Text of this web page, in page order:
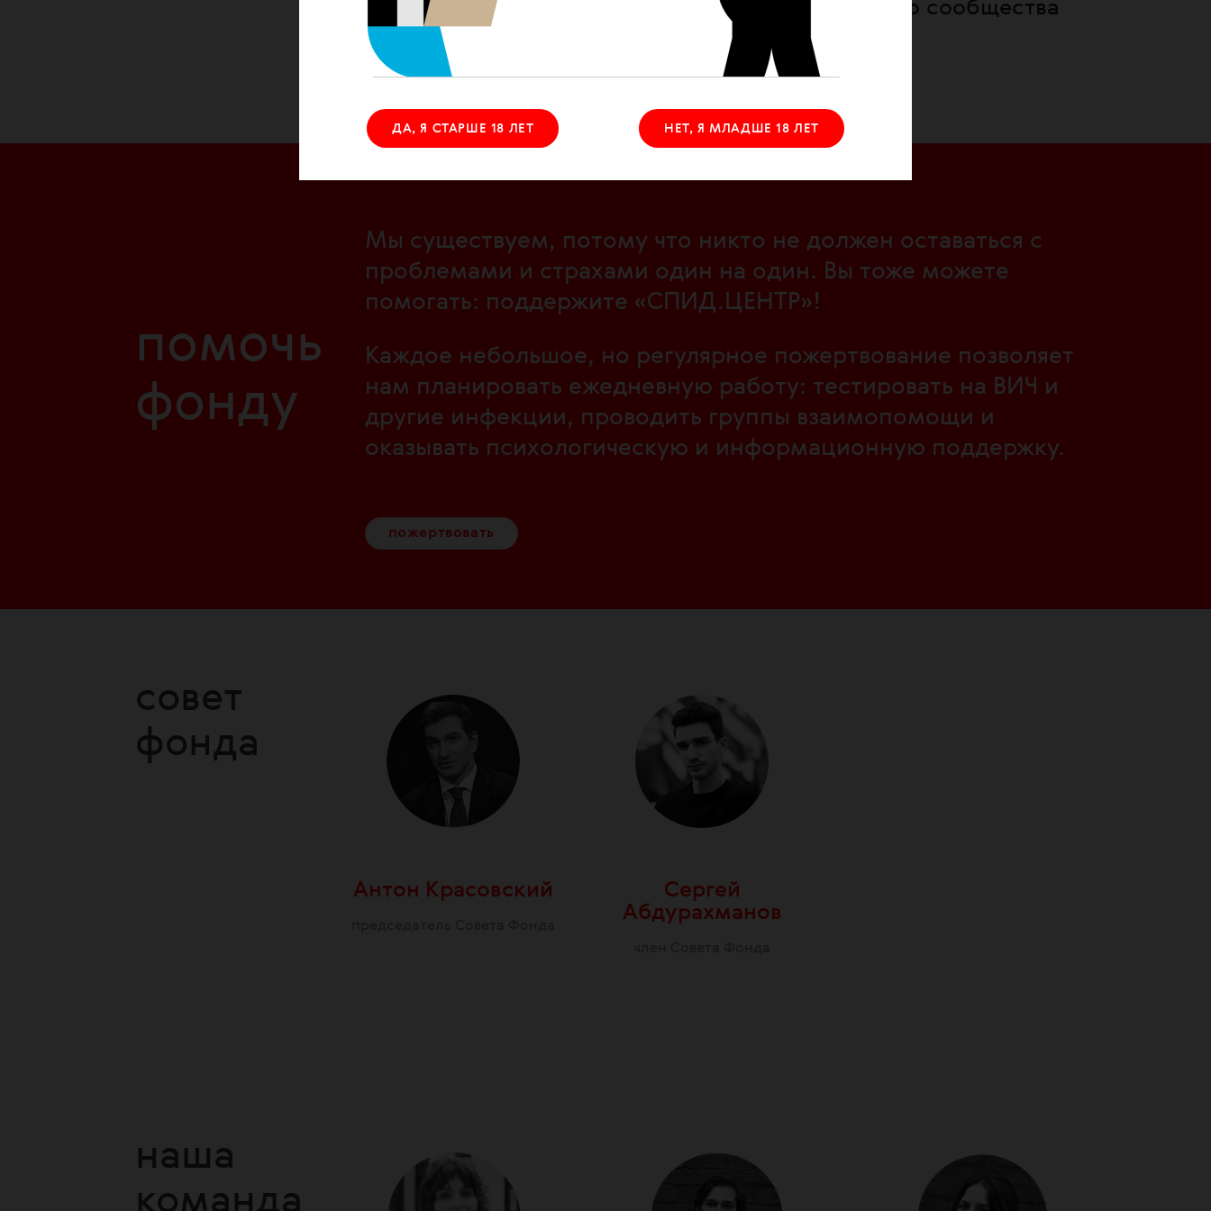
ДА, Я СТАРШЕ 18 ЛЕТ НЕТ, Я МЛАДШЕ 18 ЛЕТ
Солидарность
: поддержка, взаимопомощь и единство сообщества
помочь
фонду
Мы существуем, потому что никто не должен оставаться с
проблемами и страхами один на один. Вы тоже можете
помогать: поддержите «СПИД.ЦЕНТР»!
Каждое небольшое, но регулярное пожертвование позволяет
нам планировать ежедневную работу: тестировать на ВИЧ и
другие инфекции, проводить группы взаимопомощи и
оказывать психологическую и информационную поддержку.
пожертвовать
совет
фонда
Антон Красовский
Сергей
Абдурахманов
наша
команда